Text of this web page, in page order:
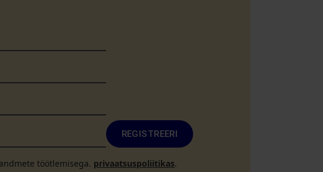
REGISTREERI
töötlemisega. privaatsuspoliitikas.